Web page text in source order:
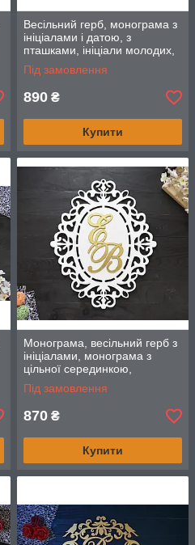
Весільний герб, монограма з
ініціалами і датою, з
пташками, ініціали молодих,
об'ємні букви для весілля
Під замовлення
890 ₴
Купити
Монограма, весільний герб з
ініціалами, монограма з
цільної серединкою,
двошарова
Під замовлення
870 ₴
Купити